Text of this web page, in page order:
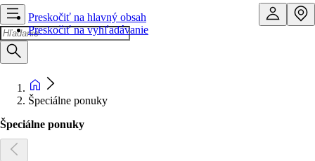
Preskočiť na hlavný obsah
Preskočiť na vyhľadávanie
Špeciálne ponuky
Špeciálne ponuky